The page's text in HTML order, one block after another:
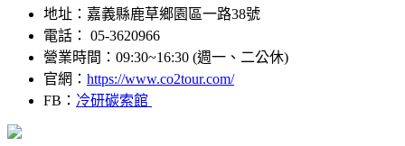
地址：嘉義縣鹿草鄉園區一路38號
電話： 05-3620966
營業時間：09:30~16:30 (週一、二公休)
官網： https://www.co2tour.com/
FB： 冷研碳索館